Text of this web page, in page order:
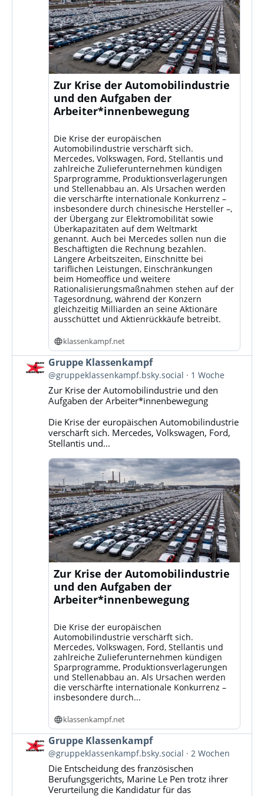
Zur Krise der Automobilindustrie
und den Aufgaben der
Arbeiter*innenbewegung
Die Krise der europäischen
Automobilindustrie verschärft sich.
Mercedes, Volkswagen, Ford, Stellantis und
zahlreiche Zulieferunternehmen kündigen
Sparprogramme, Produktionsverlagerungen
und Stellenabbau an. Als Ursachen werden
die verschärfte internationale Konkurrenz –
insbesondere durch chinesische Hersteller –,
der Übergang zur Elektromobilität sowie
Überkapazitäten auf dem Weltmarkt
genannt. Auch bei Mercedes sollen nun die
Beschäftigten die Rechnung bezahlen.
Längere Arbeitszeiten, Einschnitte bei
tariflichen Leistungen, Einschränkungen
beim Homeoffice und weitere
Rationalisierungsmaßnahmen stehen auf der
Tagesordnung, während der Konzern
gleichzeitig Milliarden an seine Aktionäre
ausschüttet und Aktienrückkäufe betreibt.
klassenkampf.net
Beitrag
von
Gruppe
Klassenkampf
Bluesky
ansehen
Gruppe Klassenkampf
@gruppeklassenkampf.bsky.social 1 Woche
Zur Krise der Automobilindustrie und den
Aufgaben der Arbeiter*innenbewegung
Die Krise der europäischen Automobilindustrie
verschärft sich. Mercedes, Volkswagen, Ford,
Stellantis und...
Zur Krise der Automobilindustrie
und den Aufgaben der
Arbeiter*innenbewegung
Die Krise der europäischen
Automobilindustrie verschärft sich.
Mercedes, Volkswagen, Ford, Stellantis und
zahlreiche Zulieferunternehmen kündigen
Sparprogramme, Produktionsverlagerungen
und Stellenabbau an. Als Ursachen werden
die verschärfte internationale Konkurrenz –
insbesondere durch...
klassenkampf.net
Beitrag
von
Gruppe
Klassenkampf
Gruppe Klassenkampf
@gruppeklassenkampf.bsky.social 2 Wochen
Die Entscheidung des französischen
Berufungsgerichts, Marine Le Pen trotz ihrer
Verurteilung die Kandidatur für das